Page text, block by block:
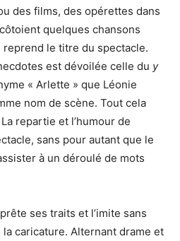
des films, des opérettes dans
quelques chansons
le titre du spectacle.
est dévoilée celle du y
« Arlette » que Léonie
nom de scène. Tout cela
La repartie et l’humour de
sans pour autant que le
à un déroulé de mots
ses traits et l’imite sans
caricature. Alternant drame et